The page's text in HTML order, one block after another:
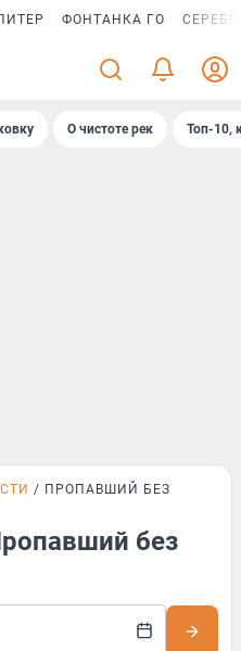
ФОНТАНКА ГО
О чистоте рек Топ-10,
ПРОПАВШИЙ БЕЗ
без